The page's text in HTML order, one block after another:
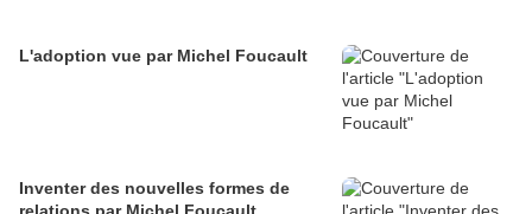
L'adoption vue par Michel Foucault
Inventer des nouvelles formes de